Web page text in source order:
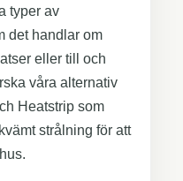
typer av
det handlar om
eller till och
våra alternativ
Heatstrip som
strålning för att